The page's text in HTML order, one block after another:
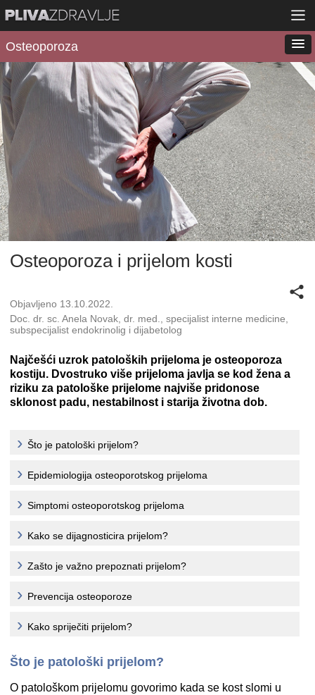
Osteoporoza
Osteoporoza i prijelom kosti
Objavljeno 13.10.2022.
Doc. dr. sc. Anela Novak, dr. med., specijalist interne medicine,
subspecijalist endokrinolig i dijabetolog
Najčešći uzrok patoloških prijeloma je osteoporoza
kostiju. Dvostruko više prijeloma javlja se kod žena a
riziku za patološke prijelome najviše pridonose
sklonost padu, nestabilnost i starija životna dob.
Što je patološki prijelom?
Epidemiologija osteoporotskog prijeloma
Simptomi osteoporotskog prijeloma
Kako se dijagnosticira prijelom?
Zašto je važno prepoznati prijelom?
Prevencija osteoporoze
Kako spriječiti prijelom?
Što je patološki prijelom?
O patološkom prijelomu govorimo kada se kost slomi u